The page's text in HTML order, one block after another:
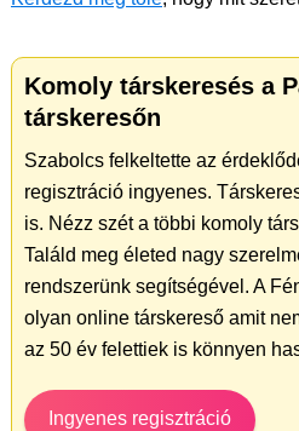
Komoly társkeresés a
társkeresőn
Szabolcs felkeltette az
regisztráció ingyenes.
is. Nézz szét a többi komoly
Találd meg életed nagy
rendszerünk segítségével. A
olyan online társkereső amit
az 50 év felettiek is könnyen
Ingyenes regisztráció